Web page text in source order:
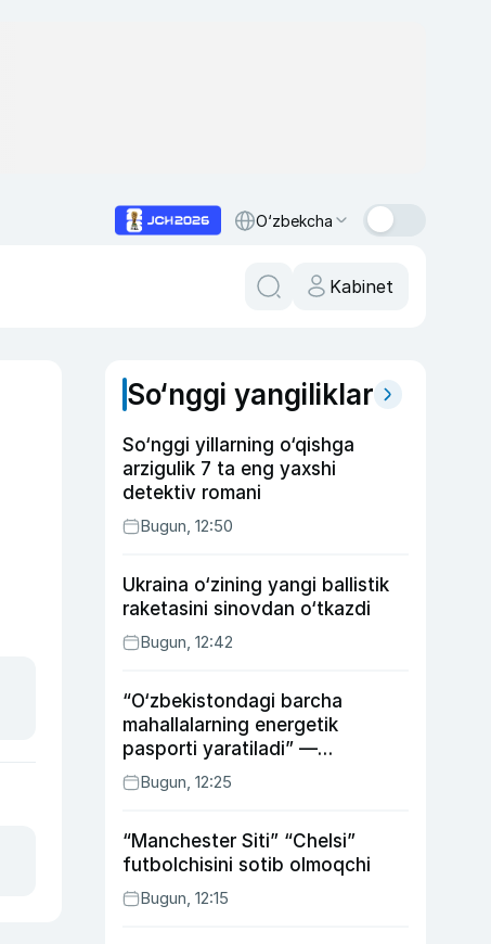
O‘zbekcha
Kabinet
So‘nggi yangiliklar
So‘nggi yillarning o‘qishga
arzigulik 7 ta eng yaxshi
detektiv romani
Bugun, 12:50
Ukraina o‘zining yangi ballistik
raketasini sinovdan o‘tkazdi
Bugun, 12:42
“O‘zbekistondagi barcha
mahallalarning energetik
pasporti yaratiladi” —
energetika vaziri
Bugun, 12:25
“Manchester Siti” “Chelsi”
futbolchisini sotib olmoqchi
Bugun, 12:15